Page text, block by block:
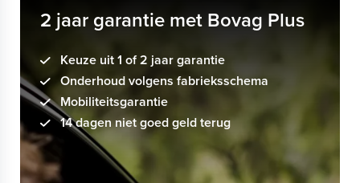
2 jaar garantie met Bovag Plus
Keuze uit 1 of 2 jaar garantie
Onderhoud volgens fabrieksschema
Mobiliteitsgarantie
14 dagen niet goed geld terug